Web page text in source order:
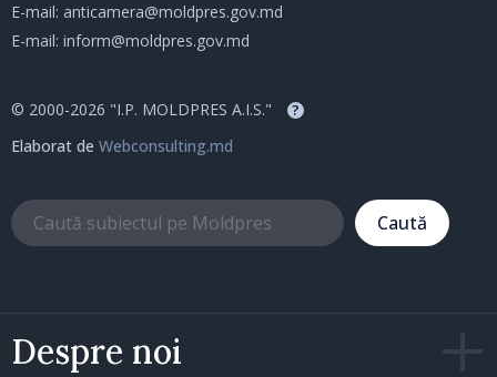
Despre noi
E-mail: anticamera@moldpres.gov.md
E-mail: inform@moldpres.gov.md
© 2000-2026 "I.P. MOLDPRES A.I.S." ?
Elaborat de Webconsulting.md
Caută